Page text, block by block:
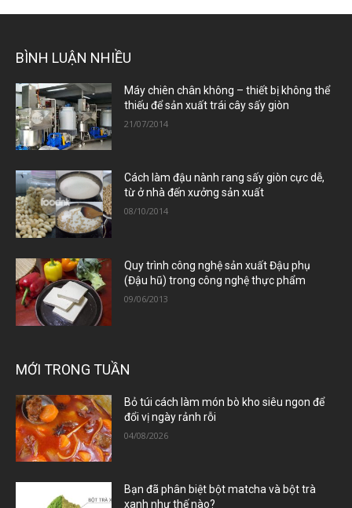
BÌNH LUẬN NHIỀU
Máy chiên chân không – thiết bị không thể
thiếu để sản xuất trái cây sấy giòn
21/07/2014
Cách làm đậu nành rang sấy giòn cực dễ,
từ ở nhà đến xưởng sản xuất
08/10/2014
Quy trình công nghệ sản xuất Đậu phụ
(Đậu hũ) trong công nghệ thực phẩm
09/06/2013
MỚI TRONG TUẦN
Bỏ túi cách làm món bò kho siêu ngon để
đổi vị ngày rảnh rỗi
04/08/2026
Bạn đã phân biệt bột matcha và bột trà
xanh như thế nào?